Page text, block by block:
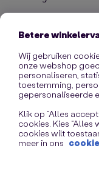
Betere
Wij gebruiken
onze webshop
personaliseren,
toestemming,
gepersonaliseerde
Klik op “Alles
cookies. Kies “Alles
cookies wilt
meer in ons